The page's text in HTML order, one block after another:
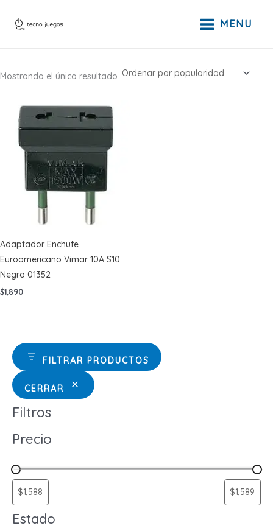
MENU
FILTRAR PRODUCTOS
CERRAR
Filtros
Precio
Estado
Mostrando el único resultado
Adaptador Enchufe
Euroamericano Vimar 10A S10
Negro 01352
$1,890